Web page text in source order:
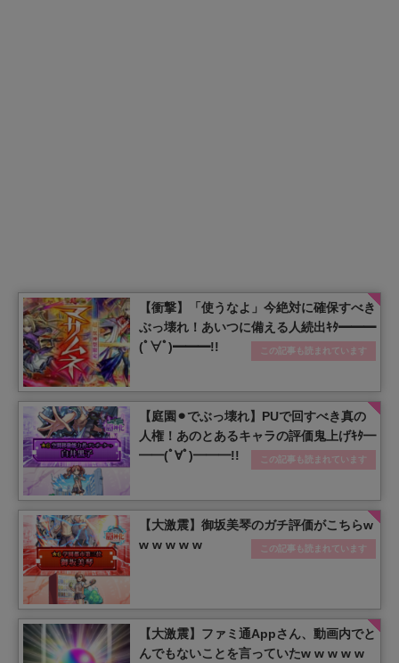
【衝撃】「使うなよ」今絶対に確保すべき
ぶっ壊れ！あいつに備える人続出ｷﾀ━━━
(ﾟ∀ﾟ)━━━!!
この記事も読まれています
【庭園⚫︎でぶっ壊れ】PUで回すべき真の
人権！あのとあるキャラの評価鬼上げｷﾀ━
━━(ﾟ∀ﾟ)━━━!!
この記事も読まれています
【大激震】御坂美琴のガチ評価がこちらw
w w w w w
この記事も読まれています
【大激震】ファミ通Appさん、動画内でと
んでもないことを言っていたw w w w w